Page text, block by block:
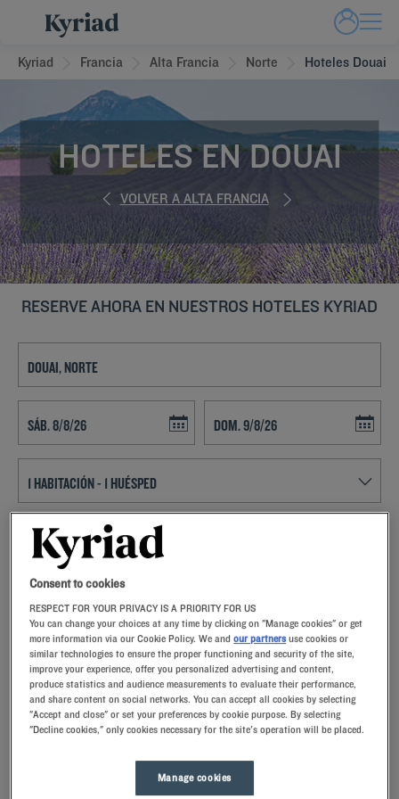
Kyriad Francia Alta Francia Norte Hoteles Douai
HOTELES EN DOUAI
VOLVER A ALTA FRANCIA
RESERVE AHORA EN NUESTROS HOTELES KYRIAD
ENCONTRAR UN HOTEL
Añadir un código especial
Enamórese de la magnífica ciudad, de sus gentes y de su Fiesta de las
Luces gracias a la perfecta ubicación de los Hoteles Kyriad en Douai
Permítase un capricho y pruebe nuestros hoteles Kyriad en
Douai. A su llegada, nuestros empleados lo recibirán con una
sonrisa y pequeños detalles llenos de significado.Descubrirá
Consent to cookies
RESPECT FOR YOUR PRIVACY IS A PRIORITY FOR US
You can change your choices at any time by clicking on "Manage cookies" or get
more information via our Cookie Policy. We andour partners use cookies or
similar technologies to ensure the proper functioning and security of the site,
improve your experience, offer you personalized advertising and content,
produce statistics and audience measurements to evaluate their performance,
and share content on social networks. You can accept all cookies by selecting
"Accept and close" or set your preferences by cookie purpose. By selecting
"Decline cookies," only cookies necessary for the site's operation will be placed.
Manage cookies